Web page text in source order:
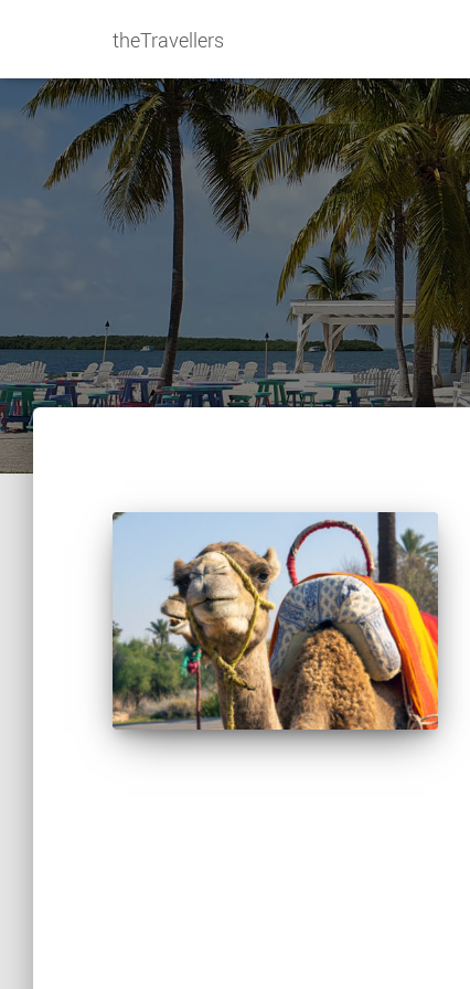
theTravellers